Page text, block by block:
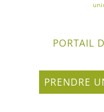
PORTAIL
PRENDRE